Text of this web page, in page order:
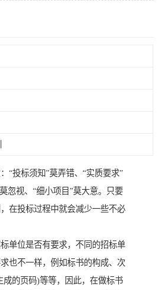
“投标须知”莫弄错、“实质要求”
忽视、“细小项目”莫大意。只要
在投标过程中就会减少一些不必
单位是否有要求，不同的招标单
也不一样，例如标书的构成、次
成的页码)等等，因此，在做标书